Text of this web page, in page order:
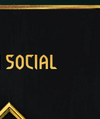
SOCIAL